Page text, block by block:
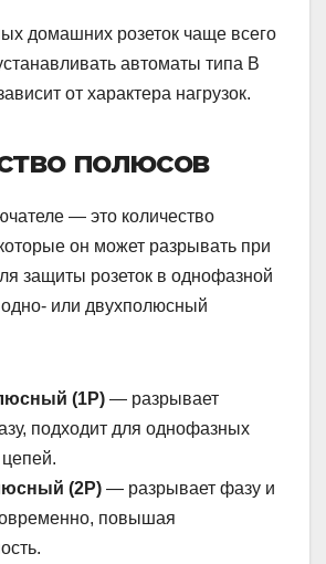
домашних розеток чаще всего
автоматы типа B
от характера нагрузок.
полюсов
— это количество
он может разрывать при
защиты розеток в однофазной
одно- или двухполюсный
(1P) — разрывает
подходит для однофазных
(2P) — разрывает фазу и
повышая